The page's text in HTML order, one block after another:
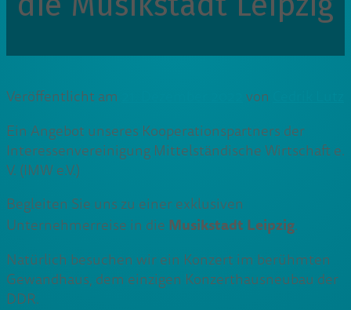
Veröffentlicht am von
Ein Angebot unseres Kooperationspartners der
Interessenvereinigung Mittelständische Wirtschaft e.
V. (IMW e.V.)
Begleiten Sie uns zu einer exklusiven
Unternehmerreise in die Musikstadt Leipzig.
Natürlich besuchen wir ein Konzert im berühmten
Gewandhaus, dem einzigen Konzerthausneubau der
DDR.